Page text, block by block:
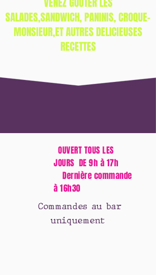
SALADES,SANDWICH, PANINIS, CROQUE-
MONSIEUR,ET AUTRES DELICIEUSES
RECETTES
OUVERT TOUS LES
JOURS DE 9h à 17h
Dernière commande
à 16h30
Commandes au bar
uniquement